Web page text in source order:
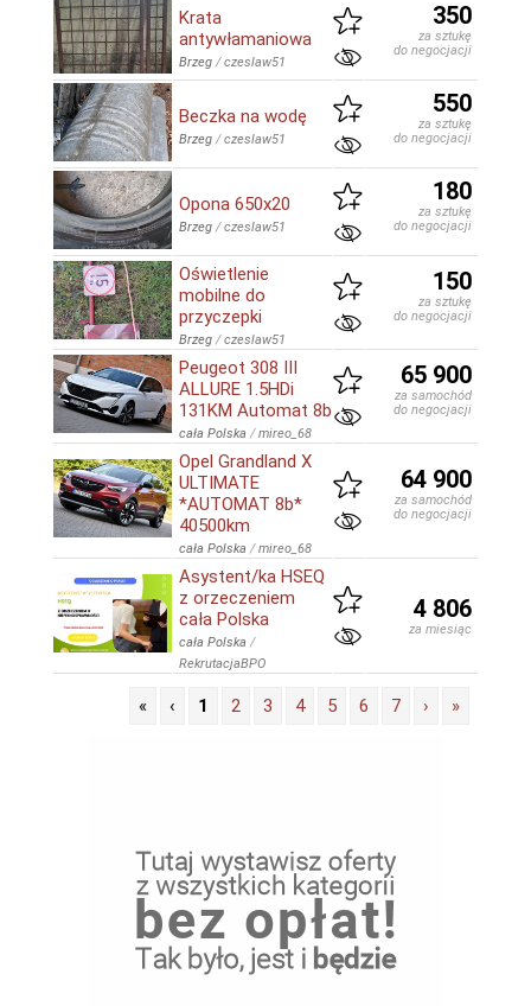
Krata
antywłamaniowa
Brzeg /czeslaw51
350
za sztukę
do negocjacji
Beczka na wodę
Brzeg /czeslaw51
550
za sztukę
do negocjacji
Opona 650x20
Brzeg /czeslaw51
180
za sztukę
do negocjacji
Oświetlenie
mobilne do
przyczepki
Brzeg /czeslaw51
150
za sztukę
do negocjacji
Peugeot 308 III
ALLURE 1.5HDi
131KM Automat 8b
cała Polska /mireo_68
65 900
za samochód
do negocjacji
Opel Grandland X
ULTIMATE
*AUTOMAT 8b*
40500km
cała Polska /mireo_68
64 900
za samochód
do negocjacji
Asystent/ka HSEQ
z orzeczeniem
cała Polska
cała Polska /
RekrutacjaBPO
4 806
za miesiąc
« ‹ 1 2 3 4 5 6 7 › »